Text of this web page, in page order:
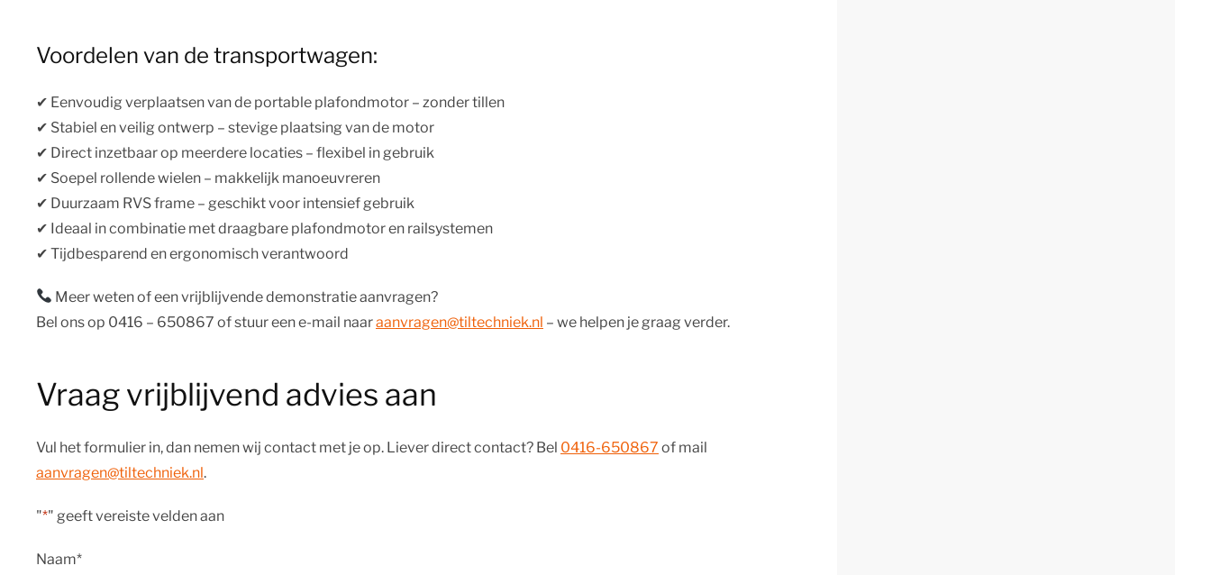
Voordelen van de transportwagen:
✔︎ Eenvoudig verplaatsen van de portable plafondmotor – zonder tillen
✔︎ Stabiel en veilig ontwerp – stevige plaatsing van de motor
✔︎ Direct inzetbaar op meerdere locaties – flexibel in gebruik
✔︎ Soepel rollende wielen – makkelijk manoeuvreren
✔︎ Duurzaam RVS frame – geschikt voor intensief gebruik
✔︎ Ideaal in combinatie met draagbare plafondmotor en railsystemen
✔︎ Tijdbesparend en ergonomisch verantwoord
Meer weten of een vrijblijvende demonstratie aanvragen?
Bel ons op 0416 – 650867 of stuur een e-mail naaraanvragen@tiltechniek.nl – we helpen je graag verder.
Vraag vrijblijvend advies aan
Vul het formulier in, dan nemen wij contact met je op. Liever direct contact? Bel 0416-650867 of mail
aanvragen@tiltechniek.nl.
"*" geeft vereiste velden aan
Naam*